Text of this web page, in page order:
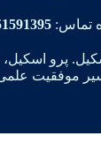
تماس:
اسکیل. پرو
موفقیت